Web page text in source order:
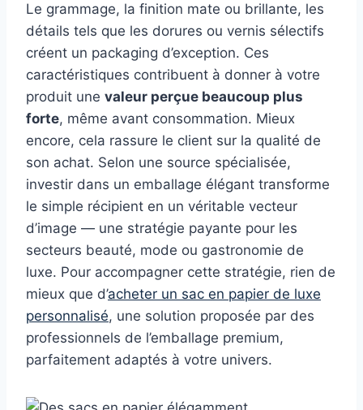
Le grammage, la finition mate ou brillante, les
détails tels que les dorures ou vernis sélectifs
créent un packaging d’exception. Ces
caractéristiques contribuent à donner à votre
produit une valeur perçue beaucoup plus
forte, même avant consommation. Mieux
encore, cela rassure le client sur la qualité de
son achat. Selon une source spécialisée,
investir dans un emballage élégant transforme
le simple récipient en un véritable vecteur
d’image — une stratégie payante pour les
secteurs beauté, mode ou gastronomie de
luxe. Pour accompagner cette stratégie, rien de
mieux que d’acheter un sac en papier de luxe
personnalisé, une solution proposée par des
professionnels de l’emballage premium,
parfaitement adaptés à votre univers.